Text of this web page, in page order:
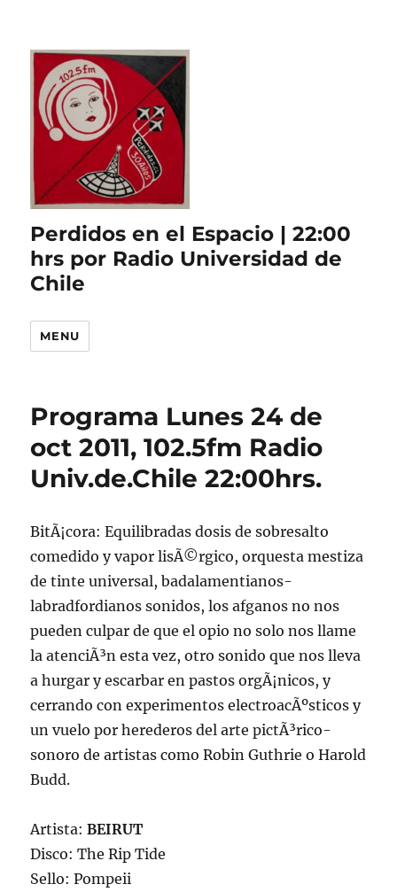
Perdidos en el Espacio | 22:00
hrs por Radio Universidad de
Chile
MENU
Programa Lunes 24 de
oct 2011, 102.5fm Radio
Univ.de.Chile 22:00hrs.
BitÃ¡cora: Equilibradas dosis de sobresalto
comedido y vapor lisÃ©rgico, orquesta mestiza
de tinte universal, badalamentianos-
labradfordianos sonidos, los afganos no nos
pueden culpar de que el opio no solo nos llame
la atenciÃ³n esta vez, otro sonido que nos lleva
a hurgar y escarbar en pastos orgÃ¡nicos, y
cerrando con experimentos electroacÃºsticos y
un vuelo por herederos del arte pictÃ³rico-
sonoro de artistas como Robin Guthrie o Harold
Budd.
Artista:BEIRUT
Disco: The Rip Tide
Sello: Pompeii